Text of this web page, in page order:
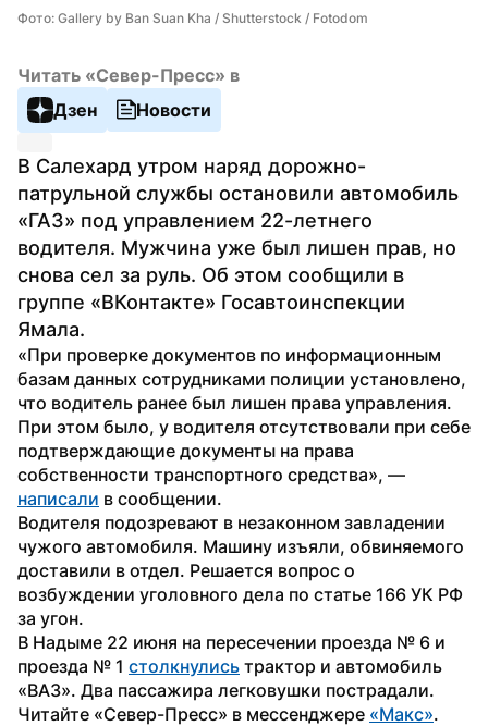
Фото: Gallery by Ban Suan Kha / Shutterstock / Fotodom
Читать «Север-Пресс» в
Дзен
Новости
В Салехард утром наряд дорожно-
патрульной службы остановили автомобиль
«ГАЗ» под управлением 22-летнего
водителя. Мужчина уже был лишен прав, но
снова сел за руль. Об этом сообщили в
группе «ВКонтакте» Госавтоинспекции
Ямала.
«При проверке документов по информационным
базам данных сотрудниками полиции установлено,
что водитель ранее был лишен права управления.
При этом было, у водителя отсутствовали при себе
подтверждающие документы на права
написали в сообщении.
Водителя подозревают в незаконном завладении
чужого автомобиля. Машину изъяли, обвиняемого
доставили в отдел. Решается вопрос о
возбуждении уголовного дела по статье 166 УК РФ
за угон.
В Надыме 22 июня на пересечении проезда № 6 и
проезда № 1 столкнулись трактор и автомобиль
«ВАЗ». Два пассажира легковушки пострадали.
Читайте «Север-Пресс» в мессенджере «Макс».